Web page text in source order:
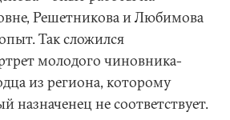
Решетникова и Любимова
Так сложился
молодого чиновника-
из региона, которому
назначенец не соответствует.